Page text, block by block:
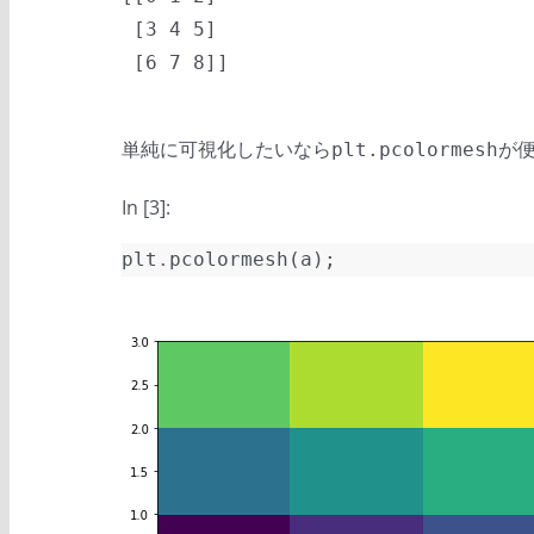
[3 4 5]
単純に可視化したいならplt.pcolormeshが
In [3]:
plt . pcolormesh ( a );